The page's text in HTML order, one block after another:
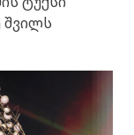
შვილს